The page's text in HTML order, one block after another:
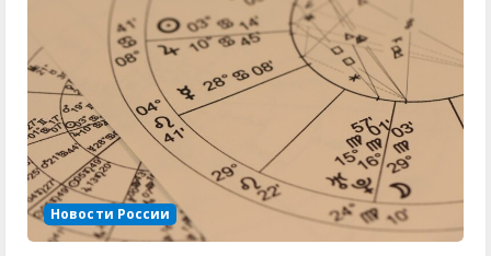
Новости России